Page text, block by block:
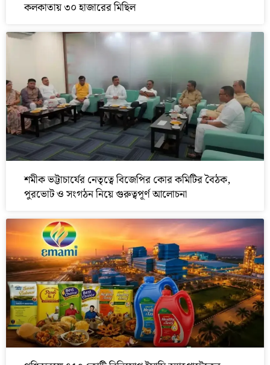
কলকাতায় ৩০ হাজারের মিছিল
শমীক ভট্টাচার্যের নেতৃত্বে বিজেপির কোর কমিটির বৈঠক,
পুরভোট ও সংগঠন নিয়ে গুরুত্বপূর্ণ আলোচনা